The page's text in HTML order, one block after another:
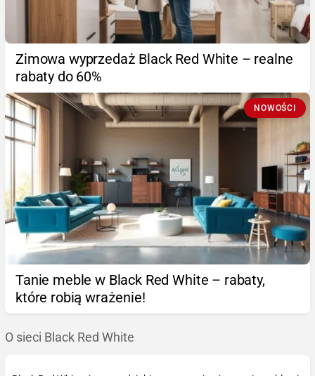
Zimowa wyprzedaż Black Red White – realne
rabaty do 60%
NOWOŚCI
Tanie meble w Black Red White – rabaty,
które robią wrażenie!
O sieci Black Red White